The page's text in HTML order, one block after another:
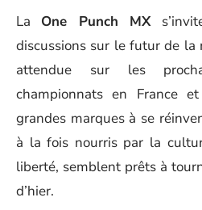
La One Punch MX
discussions sur le futur de la
attendue sur les
championnats en France
grandes marques à se
à la fois nourris par la
liberté, semblent prêts à
d’hier.